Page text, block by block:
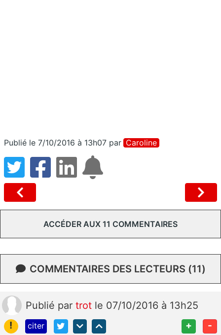
Publié le 7/10/2016 à 13h07 par Caroline
ACCÉDER AUX 11 COMMENTAIRES
COMMENTAIRES DES LECTEURS (11)
Publié par trot le 07/10/2016 à 13h25
!
citer + -